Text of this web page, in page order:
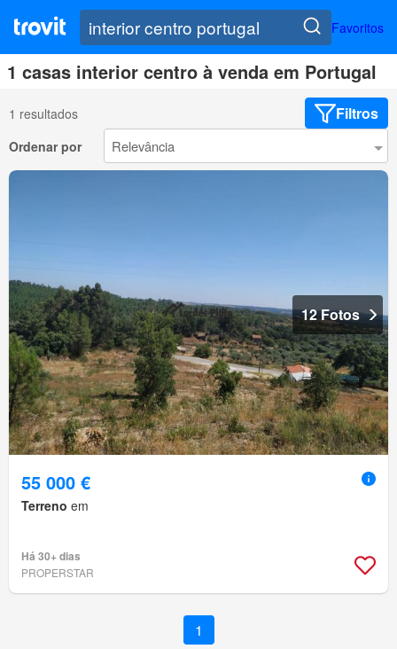
Favoritos
1 casas interior centro à venda em Portugal
1 resultados Filtros
Ordenar por
12 Fotos
55 000 €
Terreno em
Há 30+ dias
PROPERSTAR
1